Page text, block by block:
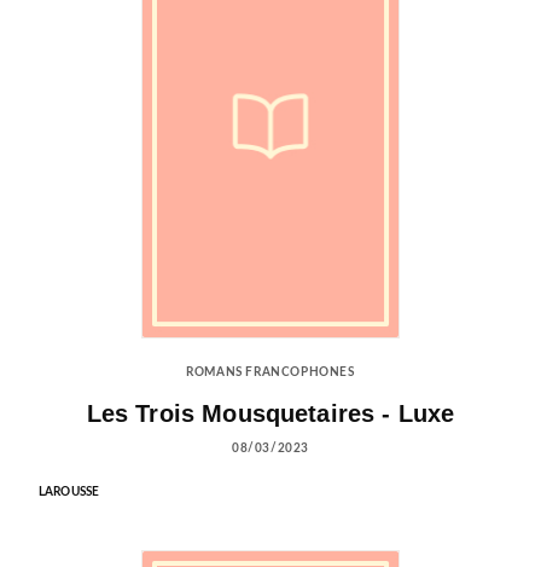
ROMANS FRANCOPHONES
Les Trois Mousquetaires - Luxe
08/03/2023
LAROUSSE